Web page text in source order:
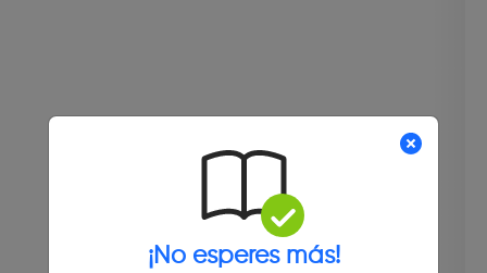
¡No esperes más!